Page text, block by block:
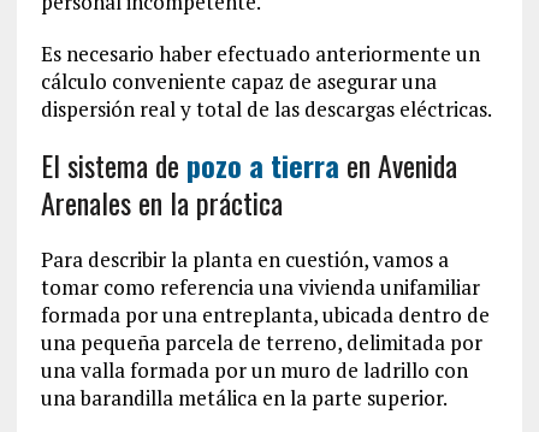
Es necesario haber efectuado anteriormente un
cálculo conveniente capaz de asegurar una
dispersión real y total de las descargas eléctricas.
El sistema de pozo a tierra en Avenida
Arenales en la práctica
Para describir la planta en cuestión, vamos a
tomar como referencia una vivienda unifamiliar
formada por una entreplanta, ubicada dentro de
una pequeña parcela de terreno, delimitada por
una valla formada por un muro de ladrillo con
una barandilla metálica en la parte superior.